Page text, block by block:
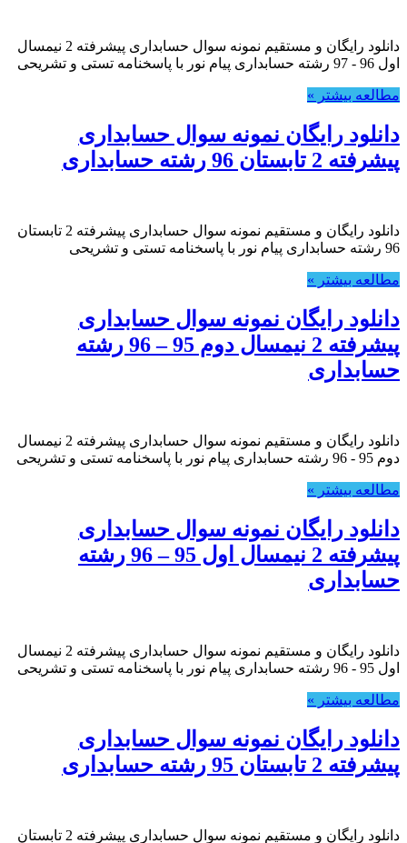
دانلود رایگان و مستقیم نمونه سوال حسابداری پیشرفته 2 نیمسال
اول 96 - 97 رشته حسابداری پیام نور با پاسخنامه تستی و تشریحی
مطالعه بیشتر »
دانلود رایگان نمونه سوال حسابداری
پیشرفته 2 تابستان 96 رشته حسابداری
دانلود رایگان و مستقیم نمونه سوال حسابداری پیشرفته 2 تابستان
96 رشته حسابداری پیام نور با پاسخنامه تستی و تشریحی
مطالعه بیشتر »
دانلود رایگان نمونه سوال حسابداری
پیشرفته 2 نیمسال دوم 95 – 96 رشته
حسابداری
دانلود رایگان و مستقیم نمونه سوال حسابداری پیشرفته 2 نیمسال
دوم 95 - 96 رشته حسابداری پیام نور با پاسخنامه تستی و تشریحی
مطالعه بیشتر »
دانلود رایگان نمونه سوال حسابداری
پیشرفته 2 نیمسال اول 95 – 96 رشته
حسابداری
دانلود رایگان و مستقیم نمونه سوال حسابداری پیشرفته 2 نیمسال
اول 95 - 96 رشته حسابداری پیام نور با پاسخنامه تستی و تشریحی
مطالعه بیشتر »
دانلود رایگان نمونه سوال حسابداری
پیشرفته 2 تابستان 95 رشته حسابداری
دانلود رایگان و مستقیم نمونه سوال حسابداری پیشرفته 2 تابستان